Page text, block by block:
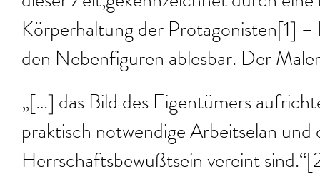
Körperhaltung der Protagonisten[1] –
den Nebenfiguren ablesbar. Der
„[…] das Bild des Eigentümers
praktisch notwendige Arbeitselan und
Herrschaftsbewußtsein vereint